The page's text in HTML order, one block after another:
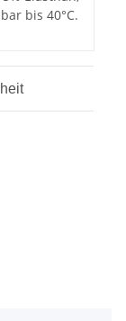
bis 40°C.